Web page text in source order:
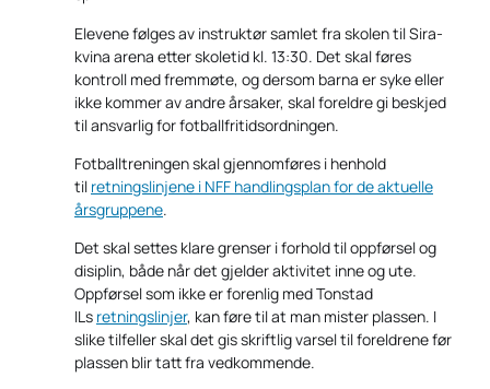
Elevene følges av instruktør samlet fra skolen til Sira-
kvina arena etter skoletid kl. 13:30. Det skal føres
kontroll med fremmøte, og dersom barna er syke eller
ikke kommer av andre årsaker, skal foreldre gi beskjed
til ansvarlig for fotballfritidsordningen.
Fotballtreningen skal gjennomføres i henhold
til retningslinjene i NFF handlingsplan for de aktuelle
årsgruppene.
Det skal settes klare grenser i forhold til oppførsel og
disiplin, både når det gjelder aktivitet inne og ute.
Oppførsel som ikke er forenlig med Tonstad
ILs retningslinjer, kan føre til at man mister plassen. I
slike tilfeller skal det gis skriftlig varsel til foreldrene før
plassen blir tatt fra vedkommende.